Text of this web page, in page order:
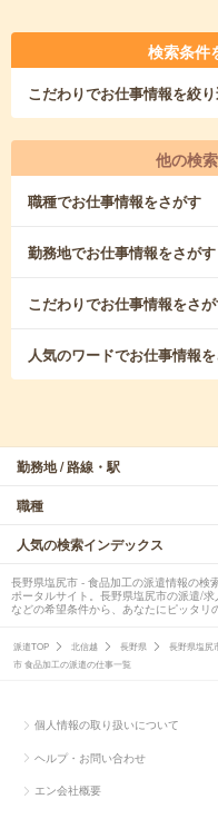
検索条件
こだわりでお仕事情報を絞
他の検
職種でお仕事情報をさがす
勤務地でお仕事情報をさがす
こだわりでお仕事情報をさ
人気のワードでお仕事情報
勤務地 / 路線・駅
職種
人気の検索インデックス
長野県塩尻市 - 食品加工の派遣情報の検
ポータルサイト。長野県塩尻市の派遣/
などの希望条件から、あなたにピッタリ
派遣TOP 北信越 長野県 長野県塩尻
市 食品加工の派遣の仕事一覧
個人情報の取り扱いについて
ヘルプ・お問い合わせ
エン会社概要